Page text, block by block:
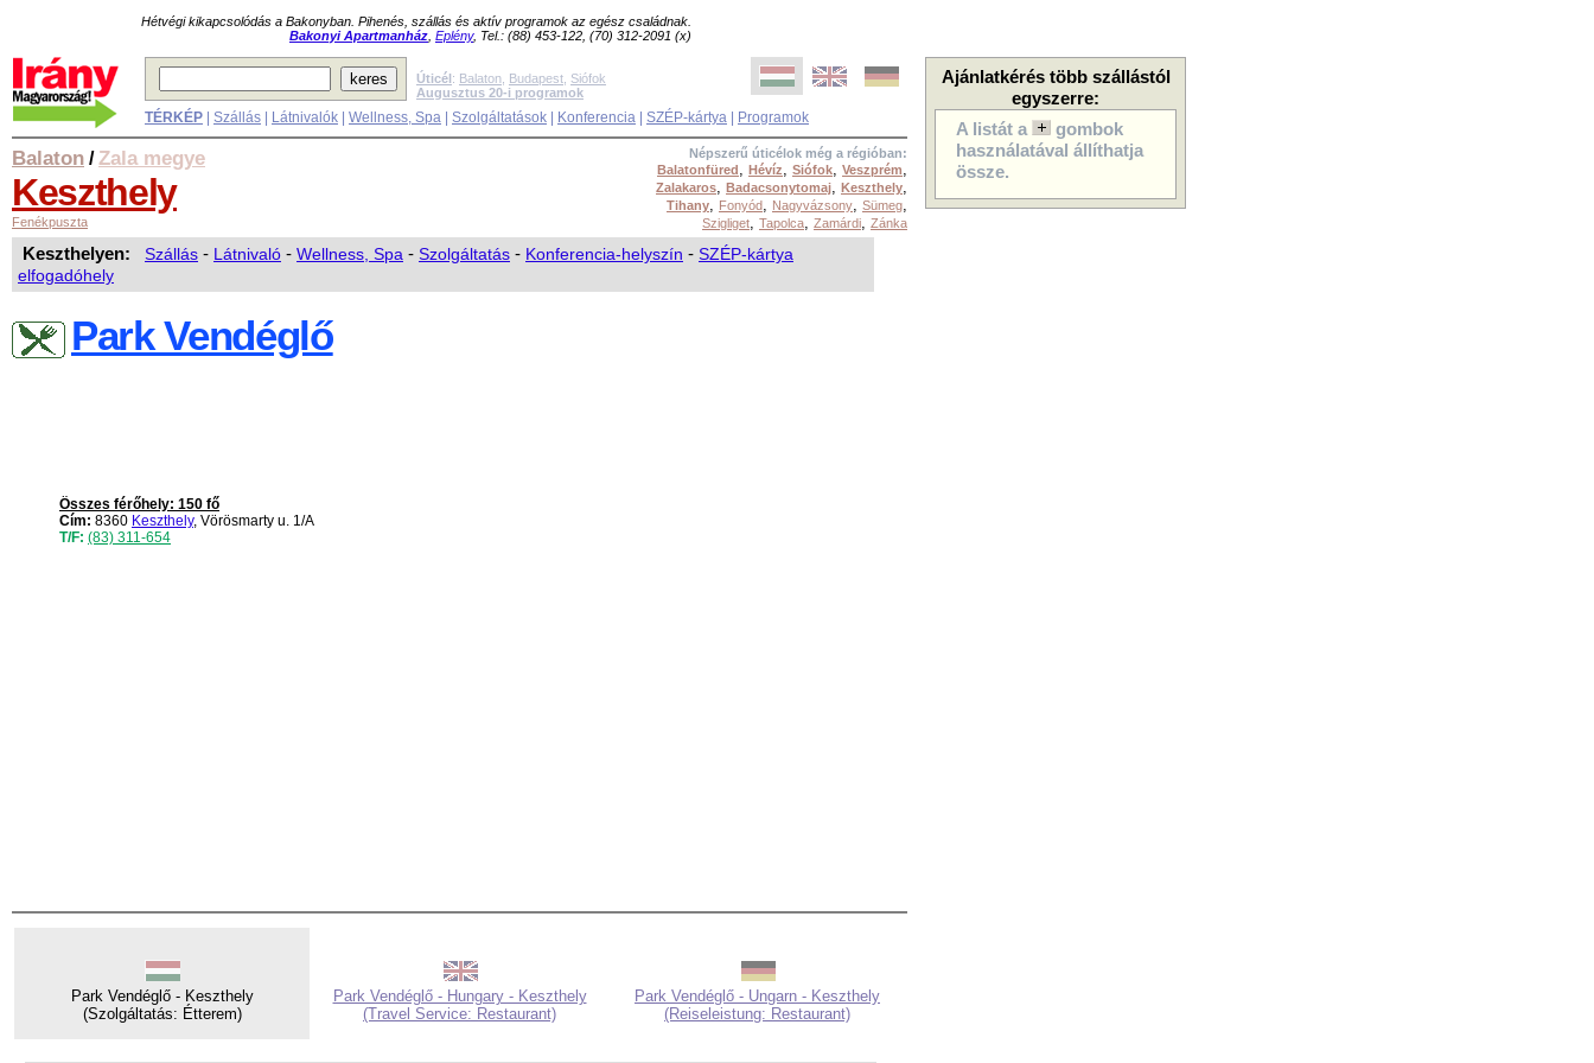
Hétvégi kikapcsolódás a Bakonyban. Pihenés, szállás és aktív programok az egész családnak.
Bakonyi Apartmanház Eplény, Tel.: (88) 453-122, (70) 312-2091 (x)
Ajánlatkérés több szállástól
egyszerre:
A listát a
gombok
használatával állíthatja
össze.
Úticél: Balaton Budapest Siófok
Augusztus 20-i programok
TÉRKÉP Szállás Látnivalók Wellness, Spa Szolgáltatások Konferencia SZÉP-kártya Programok
Népszerű úticélok még a régióban:
Balatonfüred, Hévíz, Siófok, Veszprém,
Zalakaros, Badacsonytomaj, Keszthely,
Tihany, Fonyód, Nagyvázsony, Sümeg,
Szigliget, Tapolca, Zamárdi, Zánka
Balaton /Zala megye
Keszthely
Fenékpuszta
Keszthelyen: Szállás - Látnivaló - Wellness, Spa - Szolgáltatás - Konferencia-helyszín - SZÉP-kártya
elfogadóhely
Park Vendéglő
Összes férőhely: 150 fő
Cím: 8360 Keszthely, Vörösmarty u. 1/A
T/F: (83) 311-654
Park Vendéglő - Keszthely
(Szolgáltatás: Étterem)
Park Vendéglő - Hungary - Keszthely
(Travel Service: Restaurant)
Park Vendéglő - Ungarn - Keszthely
(Reiseleistung: Restaurant)